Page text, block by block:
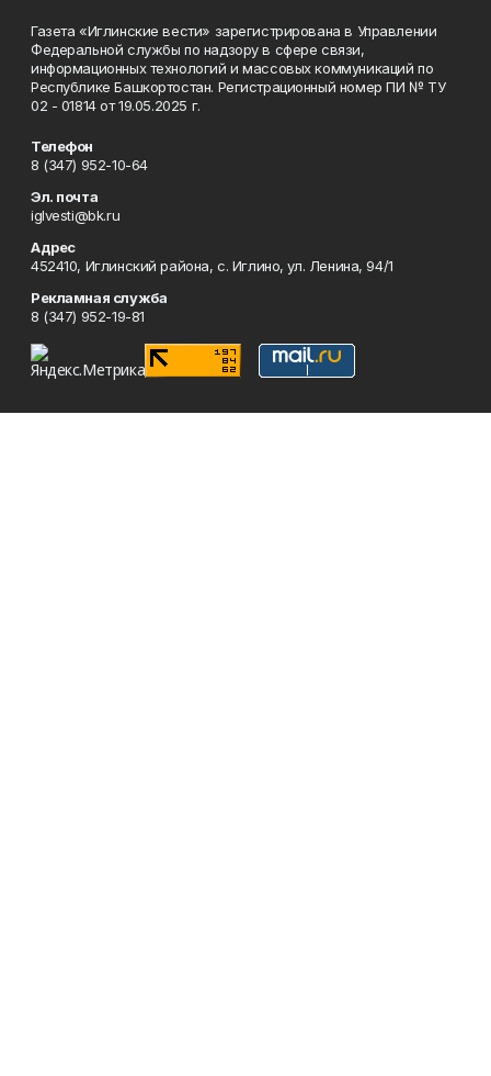
Газета «Иглинские вести» зарегистрирована в Управлении
Федеральной службы по надзору в сфере связи,
информационных технологий и массовых коммуникаций по
Республике Башкортостан. Регистрационный номер ПИ № ТУ
02 - 01814 от 19.05.2025 г.
Телефон
8 (347) 952-10-64
Эл. почта
iglvesti@bk.ru
Адрес
452410, Иглинский района, с. Иглино, ул. Ленина, 94/1
Рекламная служба
8 (347) 952-19-81